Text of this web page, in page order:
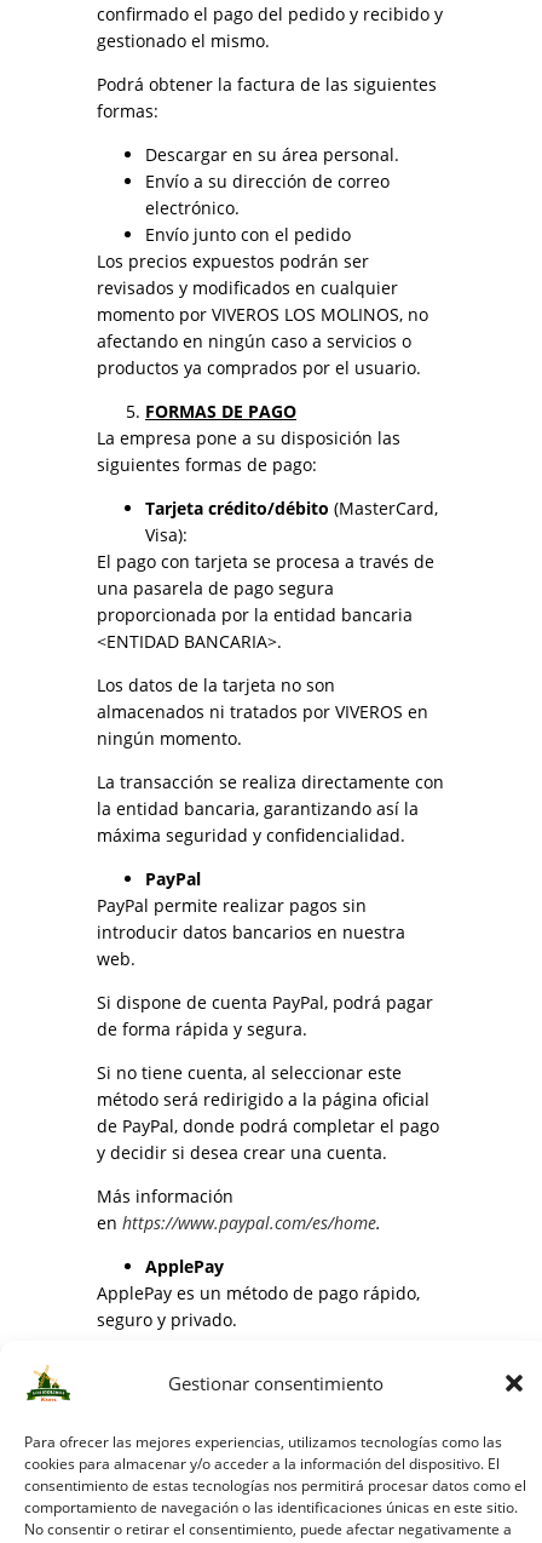
Gestionar consentimiento
Para ofrecer las mejores experiencias, utilizamos tecnologías como las
cookies para almacenar y/o acceder a la información del dispositivo. El
consentimiento de estas tecnologías nos permitirá procesar datos como el
comportamiento de navegación o las identificaciones únicas en este sitio.
No consentir o retirar el consentimiento, puede afectar negativamente a
confirmado el pago del pedido y recibido y
gestionado el mismo.
Podrá obtener la factura de las siguientes
formas:
Descargar en su área personal.
Envío a su dirección de correo
electrónico.
Envío junto con el pedido
Los precios expuestos podrán ser
revisados y modificados en cualquier
momento por VIVEROS LOS MOLINOS, no
afectando en ningún caso a servicios o
productos ya comprados por el usuario.
FORMAS DE PAGO
La empresa pone a su disposición las
siguientes formas de pago:
Tarjeta crédito/débito (MasterCard,
Visa):
El pago con tarjeta se procesa a través de
una pasarela de pago segura
proporcionada por la entidad bancaria
<ENTIDAD BANCARIA>.
Los datos de la tarjeta no son
almacenados ni tratados por VIVEROS en
ningún momento.
La transacción se realiza directamente con
la entidad bancaria, garantizando así la
máxima seguridad y confidencialidad.
PayPal
PayPal permite realizar pagos sin
introducir datos bancarios en nuestra
web.
Si dispone de cuenta PayPal, podrá pagar
de forma rápida y segura.
Si no tiene cuenta, al seleccionar este
método será redirigido a la página oficial
de PayPal, donde podrá completar el pago
y decidir si desea crear una cuenta.
Más información
en https://www.paypal.com/es/home.
ApplePay
ApplePay es un método de pago rápido,
seguro y privado.
y un código de transacción único, evitando
el dispositivo o en los servidores de Apple.
Apple nunca comparte los datos de la
tarjeta con los comercios.